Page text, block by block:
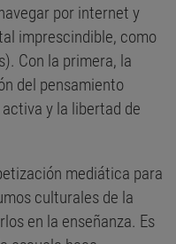
por internet y
imprescindible, como
Con la primera, la
del pensamiento
y la libertad de
mediática para
culturales de la
en la enseñanza. Es